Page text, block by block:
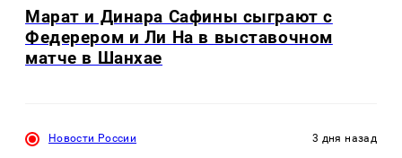
Марат и Динара Сафины сыграют с
Федерером и Ли На в выставочном
матче в Шанхае
Новости России 3 дня назад